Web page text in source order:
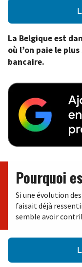
La Belgique est
où l’on paie le
bancaire.
Pourquoi
Si une évolution
faisait déjà
semble avoir